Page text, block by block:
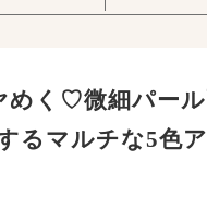
めく♡微細パー
るマルチな5色